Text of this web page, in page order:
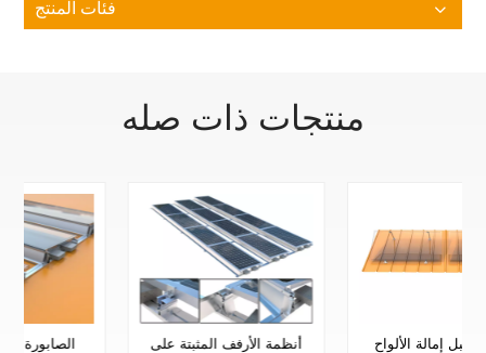
فئات المنتج
منتجات ذات صله
أنظمة الأرفف المثبتة على
أقواس جبل إمالة الألواح